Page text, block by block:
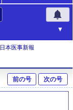
notifications
日本医事新報
前の号 次の号